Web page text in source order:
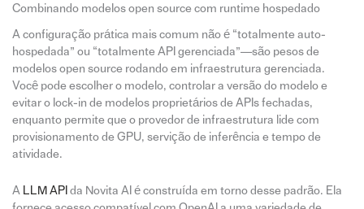
Combinando modelos open source com runtime hospedado
A configuração prática mais comum não é “totalmente auto-
hospedada” ou “totalmente API gerenciada”—são pesos de
modelos open source rodando em infraestrutura gerenciada.
Você pode escolher o modelo, controlar a versão do modelo e
evitar o lock-in de modelos proprietários de APIs fechadas,
enquanto permite que o provedor de infraestrutura lide com
provisionamento de GPU, servição de inferência e tempo de
atividade.
A LLM API da Novita AI é construída em torno desse padrão. Ela